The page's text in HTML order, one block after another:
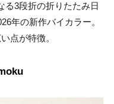
る3段折の折りたたみ日
年の新作バイカラー。
点が特徴。